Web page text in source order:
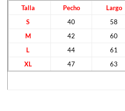
Talla Pecho
Largo
S
40
58
M
42
60
L
44
61
XL
47 63